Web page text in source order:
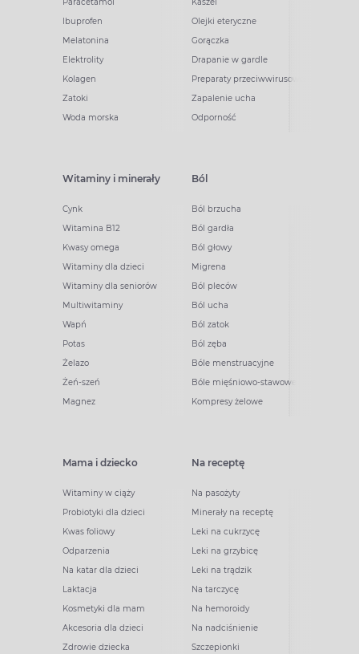
Paracetamol
Ibuprofen
Melatonina
Elektrolity
Kolagen
Zatoki
Woda morska
Kaszel
Olejki eteryczne
Gorączka
Drapanie w gardle
Preparaty przeciwwirusowe
Zapalenie ucha
Odporność
Witaminy i minerały
Cynk
Witamina B12
Kwasy omega
Witaminy dla dzieci
Witaminy dla seniorów
Multiwitaminy
Wapń
Potas
Żelazo
Żeń-szeń
Magnez
Ból
Ból brzucha
Ból gardła
Ból głowy
Migrena
Ból pleców
Ból ucha
Ból zatok
Ból zęba
Bóle menstruacyjne
Bóle mięśniowo-stawowe
Kompresy żelowe
Mama i dziecko
Witaminy w ciąży
Probiotyki dla dzieci
Kwas foliowy
Odparzenia
Na katar dla dzieci
Laktacja
Kosmetyki dla mam
Akcesoria dla dzieci
Zdrowie dziecka
Na receptę
Na pasożyty
Minerały na receptę
Leki na cukrzycę
Leki na grzybicę
Leki na trądzik
Na tarczycę
Na hemoroidy
Na nadciśnienie
Szczepionki